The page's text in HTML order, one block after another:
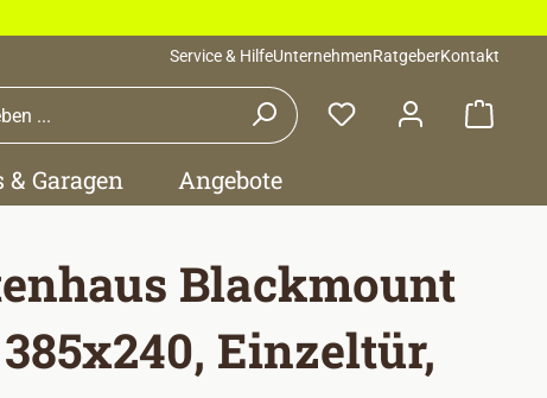
Service & HilfeUnternehmenRatgeberKontakt
& Garagen Angebote
Blackmount
385x240, Einzeltür,